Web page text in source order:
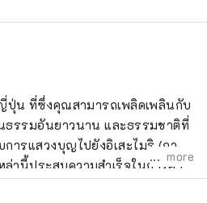
ปุ่น ที่ซึ่งคุณสามารถเพลิดเพลินกับ
ธรรมอันยาวนาน และธรรมชาติที่
ารแสวงบุญไปยังอิเสะไมริ (การ
านี้ประสบความสำเร็จในการค้า
ซากะ
more